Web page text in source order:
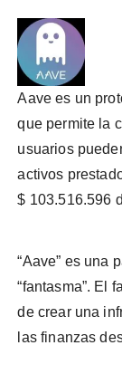
Aave es un
que permite la
usuarios
activos
$ 103.516.596
“Aave” es una
“fantasma”. El
de crear una
las finanzas